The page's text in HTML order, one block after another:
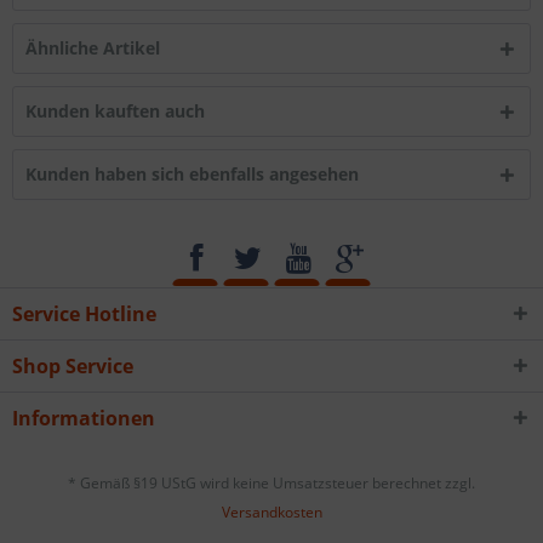
Ähnliche Artikel
Kunden kauften auch
Kunden haben sich ebenfalls angesehen
Service Hotline
Shop Service
Informationen
* Gemäß §19 UStG wird keine Umsatzsteuer berechnet zzgl.
Versandkosten